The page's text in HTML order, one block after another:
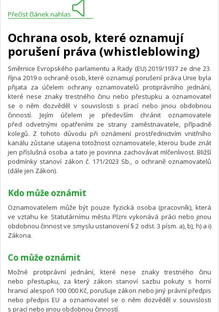
Přečíst článek nahlas
Ochrana osob, které oznamují
porušení práva (whistleblowing)
Směrnice Evropského parlamentu a Rady (EU) 2019/1937 ze dne 23.
října 2019 o ochraně osob, které oznamují porušení práva Unie byla
přijata za účelem ochrany oznamovatelů protiprávního jednání,
které nese znaky trestného činu nebo přestupku a oznamovatel
se o něm dozvěděl v souvislosti s prací nebo jinou obdobnou
činností. Jejím účelem je především chránit oznamovatele
před odvetnými opatřeními ze strany zaměstnavatele, případně
kolegů. Z tohoto důvodu při oznámení prostřednictvím vnitřního
kanálu zůstane utajena totožnost oznamovatele, kterou bude znát
jen příslušná osoba a tato je povinna zachovávat mlčenlivost. Bližší
podmínky stanoví zákon č. 171/2023 Sb., o ochraně oznamovatelů
(dále jen Zákon).
Kdo může oznámit
Oznamovatelem může být pouze fyzická osoba (pracovník), která
ve vztahu ke Statutárnímu městu Plzni vykonává práci nebo jinou
obdobnou činnost ve smyslu ustanovení § 2 odst. 3 písm. a), b), h) a i)
Zákona.
Co může oznámit
Možné protiprávní jednání, které nese znaky trestného činu
nebo přestupku, za který zákon stanoví sazbu pokuty s horní
hranicí alespoň 100 000 Kč, porušuje zákon nebo jiný právní předpis
nebo předpis EU a oznamovatel se o něm dozvěděl v souvislosti
s prací nebo jinou obdobnou činností.